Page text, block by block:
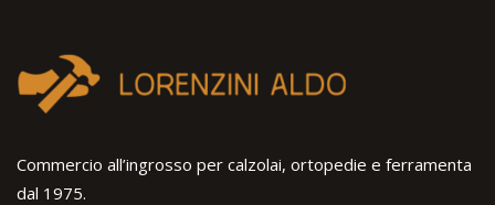
Commercio all’ingrosso per calzolai, ortopedie e ferramenta
dal 1975.